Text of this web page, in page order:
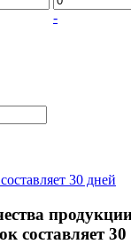
-
30 дней
составляет